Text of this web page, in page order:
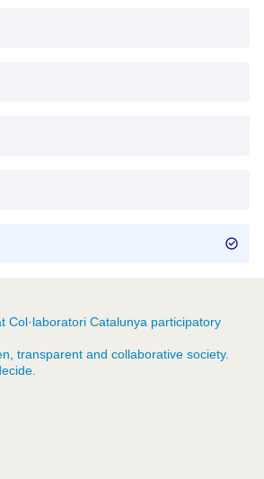
Col·laboratori Catalunya participatory
transparent and collaborative society.